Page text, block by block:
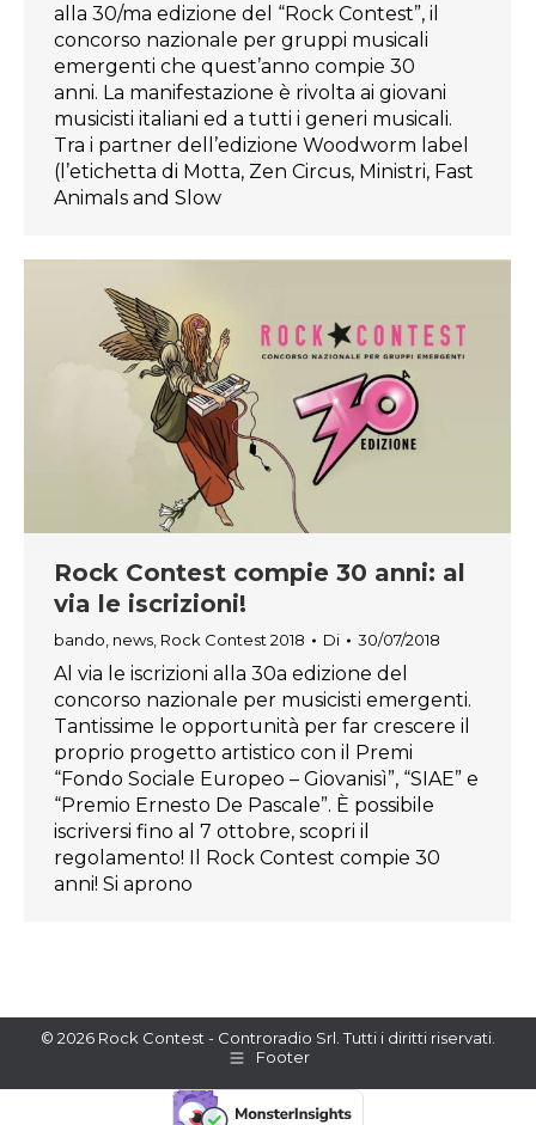
alla 30/ma edizione del “Rock Contest”, il
concorso nazionale per gruppi musicali
emergenti che quest’anno compie 30
anni. La manifestazione è rivolta ai giovani
musicisti italiani ed a tutti i generi musicali.
Tra i partner dell’edizione Woodworm label
(l’etichetta di Motta, Zen Circus, Ministri, Fast
Animals and Slow
Rock Contest compie 30 anni: al
via le iscrizioni!
bando news Rock Contest 2018 Di 30/07/2018
Al via le iscrizioni alla 30a edizione del
concorso nazionale per musicisti emergenti.
Tantissime le opportunità per far crescere il
proprio progetto artistico con il Premi
“Fondo Sociale Europeo – Giovanisì”, “SIAE” e
“Premio Ernesto De Pascale”. È possibile
iscriversi fino al 7 ottobre, scopri il
regolamento! Il Rock Contest compie 30
anni! Si aprono
© 2026 Rock Contest - Controradio Srl. Tutti i diritti riservati.
Footer